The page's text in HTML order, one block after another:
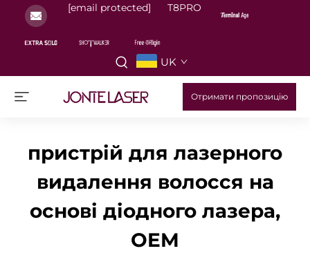
[email protected] T8PRO
UK
Отримати пропозицію
пристрій для лазерного
видалення волосся на
основі діодного лазера,
OEM